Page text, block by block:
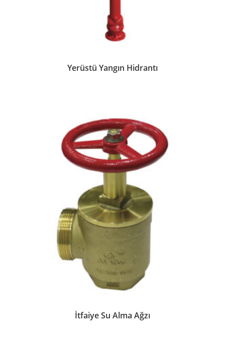
Yerüstü Yangın Hidrantı
İtfaiye Su Alma Ağzı